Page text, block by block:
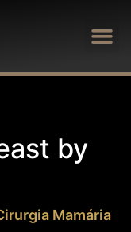
by
Mamária